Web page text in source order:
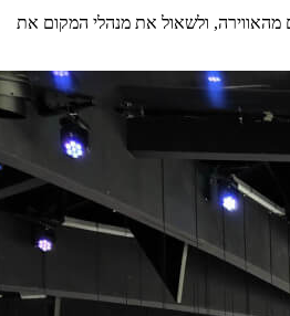
ולשאול את מנהלי המקום את